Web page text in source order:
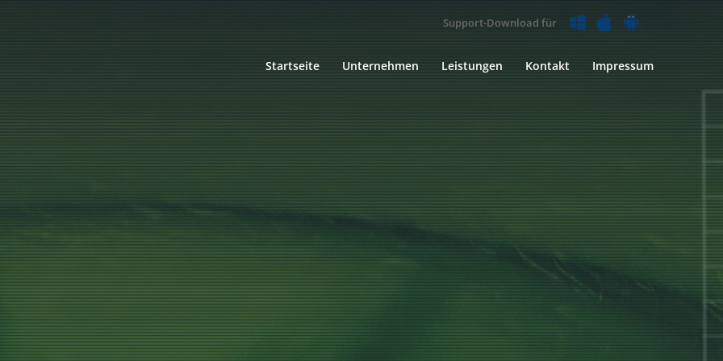
Support-Download für
Startseite Unternehmen Leistungen Kontakt Impressum